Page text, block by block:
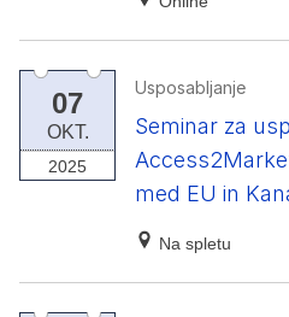
07
OKT.
2025
Usposabljanje
Seminar za
med EU in
Na spletu